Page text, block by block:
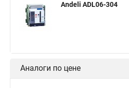
Andeli ADL06-304
Аналоги по цене